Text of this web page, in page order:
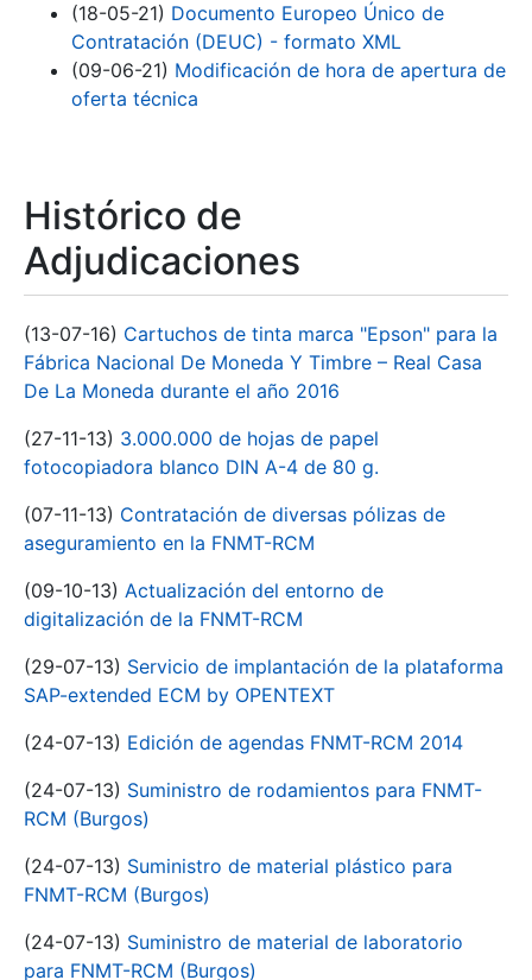
(18-05-21) Documento Europeo Único de
Contratación (DEUC) - formato XML
(09-06-21) Modificación de hora de apertura de
oferta técnica
Histórico de
Adjudicaciones
(13-07-16) Cartuchos de tinta marca "Epson" para la
Fábrica Nacional De Moneda Y Timbre – Real Casa
De La Moneda durante el año 2016
(27-11-13) 3.000.000 de hojas de papel
fotocopiadora blanco DIN A-4 de 80 g.
(07-11-13) Contratación de diversas pólizas de
aseguramiento en la FNMT-RCM
(09-10-13) Actualización del entorno de
digitalización de la FNMT-RCM
(29-07-13) Servicio de implantación de la plataforma
SAP-extended ECM by OPENTEXT
(24-07-13) Edición de agendas FNMT-RCM 2014
(24-07-13) Suministro de rodamientos para FNMT-
RCM (Burgos)
(24-07-13) Suministro de material plástico para
FNMT-RCM (Burgos)
(24-07-13) Suministro de material de laboratorio
para FNMT-RCM (Burgos)